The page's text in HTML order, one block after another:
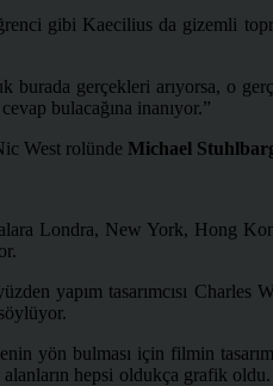
gibi Kaecilius da gizemli
gerçekleri arıyorsa, o
bulacağına inanıyor.”
West rolünde Michael
Londra, New York, Hong
yapım tasarımcısı
yön bulması için filmin
alanların hepsi oldukça